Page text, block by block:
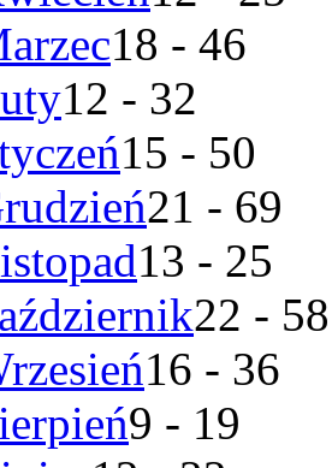
18 - 46
12 - 32
15 - 50
21 - 69
13 - 25
22 - 58
16 - 36
9 - 19